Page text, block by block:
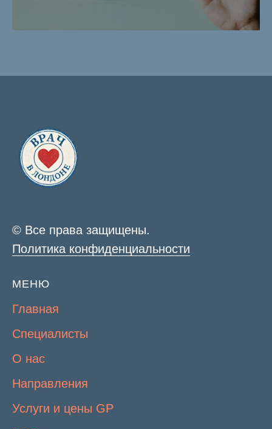
© Все права защищены.
Политика конфиденциальности
МЕНЮ
Главная
Специалисты
О нас
Направления
Услуги и цены GP